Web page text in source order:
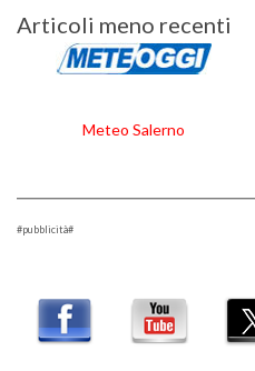
Navigazione
articoli
Articoli meno recenti
Meteo Salerno
#pubblicità#